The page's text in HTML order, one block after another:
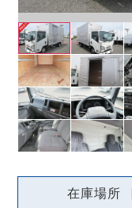
在庫場所